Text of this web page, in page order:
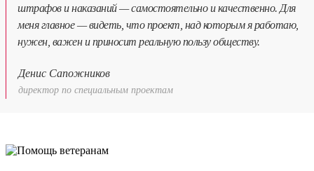
штрафов и наказаний — самостоятельно и качественно. Для
меня главное — видеть, что проект, над которым я работаю,
нужен, важен и приносит реальную пользу обществу.
Денис Сапожников
директор по специальным проектам